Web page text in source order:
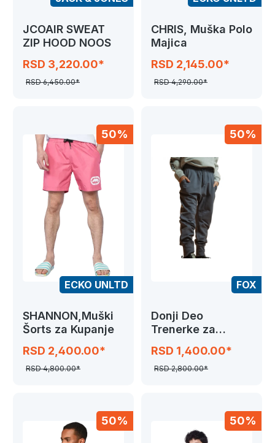
JCOAIR SWEAT
ZIP HOOD NOOS
RSD 3,220.00*
RSD 6,450.00*
CHRIS, Muška Polo
Majica
RSD 2,145.00*
RSD 4,290.00*
50%
ECKO UNLTD
SHANNON,Muški
Šorts za Kupanje
RSD 2,400.00*
RSD 4,800.00*
50%
FOX
Donji Deo
Trenerke za
RSD 1,400.00*
RSD 2,800.00*
50% 50%